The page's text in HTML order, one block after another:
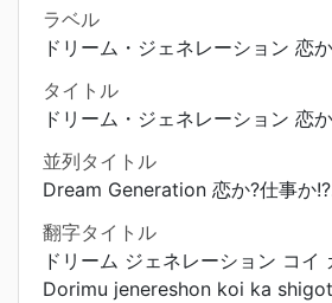
ラベル
ドリーム・ジェネレーション 恋
タイトル
ドリーム・ジェネレーション 恋
並列タイトル
Dream Generation 恋か?仕事か
翻字タイトル
ドリーム ジェネレーション コイ
Dorimu jenereshon koi ka